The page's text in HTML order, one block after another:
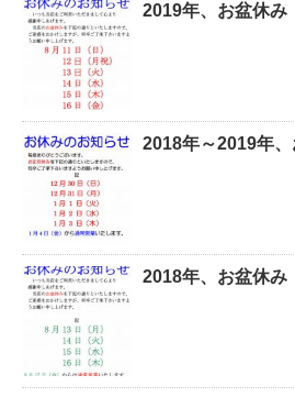
2019年、お盆休み
2018年～2019年
2018年、お盆休み